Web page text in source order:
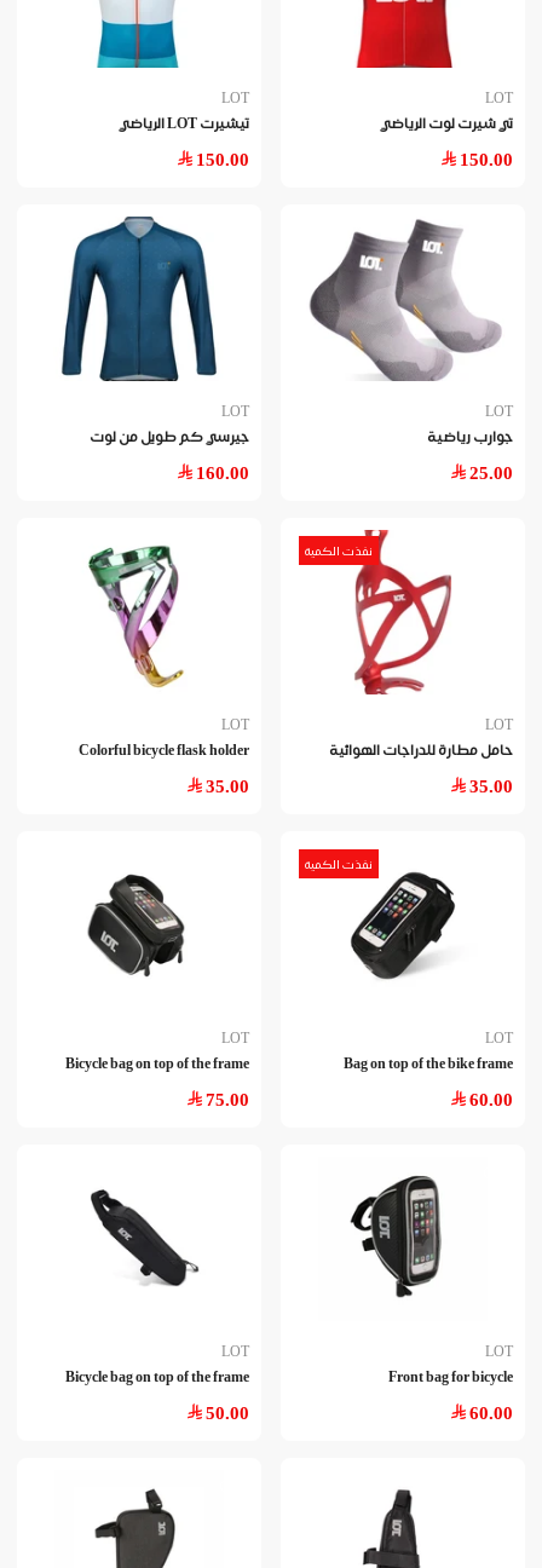
LOT
تي شيرت لوت الرياضي
150.00
LOT
تيشيرت LOT الرياضي
150.00
LOT
جوارب رياضية
25.00
LOT
جيرسي كم طويل من لوت
160.00
نفذت الكمية
LOT
حامل مطارة للدراجات الهوائية
35.00
LOT
Colorful bicycle flask holder
35.00
نفذت الكمية
LOT
Bag on top of the bike frame
60.00
LOT
Bicycle bag on top of the frame
75.00
LOT
Front bag for bicycle
60.00
LOT
Bicycle bag on top of the frame
50.00